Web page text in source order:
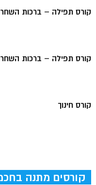
קורס תפילה – ברכות
קורס תפילה – ברכות השחר
קורס חינוך
קורסים מתנה